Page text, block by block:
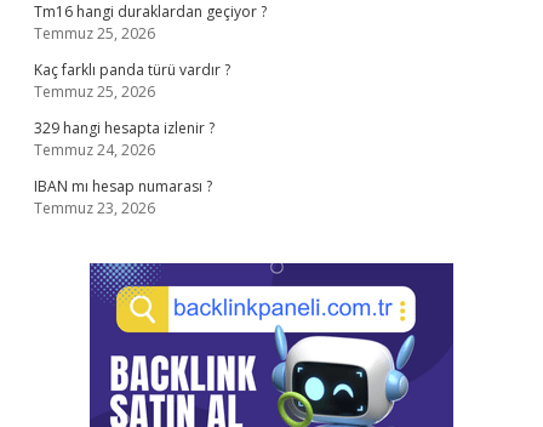
Tm16 hangi duraklardan geçiyor ?
Temmuz 25, 2026
Kaç farklı panda türü vardır ?
Temmuz 25, 2026
329 hangi hesapta izlenir ?
Temmuz 24, 2026
IBAN mı hesap numarası ?
Temmuz 23, 2026